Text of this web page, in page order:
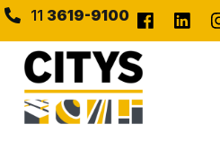
11 3619-9100